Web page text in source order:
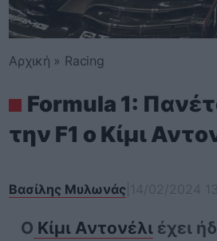
Αρχική » Racing
Formula 1:
την F1 o Kίμι
Βασίλης Μυλωνάς
Ο Κίμι Αντονέλι έχει